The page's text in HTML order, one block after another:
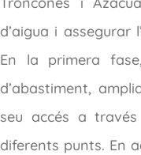
d’aigua i assegurar
En la primera
d’abastiment,
seu accés a
diferents punts. En